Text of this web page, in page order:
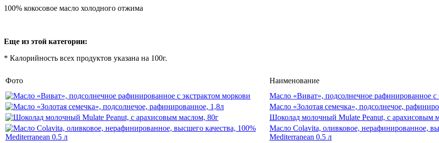
100% кокосовое масло холодного отжима
Еще из этой категории:
* Калорийность всех продуктов указана на 100г.
Фото Наименование
Масло «Виват», подсолнечное рафинированное с
Масло «Золотая семечка», подсолнечое,
Шоколад молочный Mulate Peanut, с арахисовым
Масло Colavita, оливковое, нерафинированное,
Mediterranean 0.5 л